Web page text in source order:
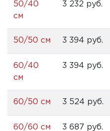
50/40
см
3 232 pуб.
50/50 см 3 394 pуб.
60/40
см
3 394 pуб.
60/50 см 3 524 pуб.
60/60 см 3 687 pуб.